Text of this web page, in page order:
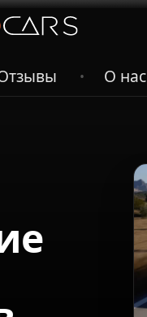
• О нас